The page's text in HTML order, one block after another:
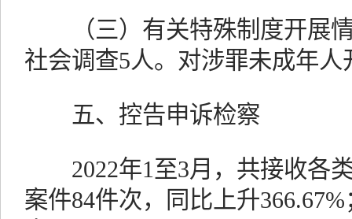
（三）有关特殊制度开展情
社会调查5人。对涉罪未成年
五、控告申诉检察
2022年1至3月，共接收各
案件84件次，同比上升